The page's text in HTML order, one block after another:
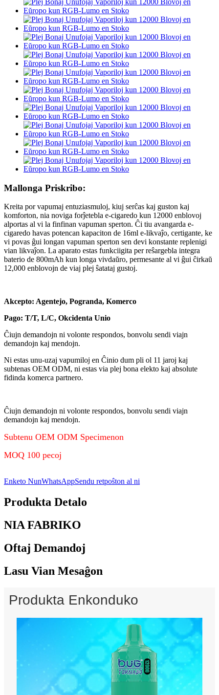
Mallonga Priskribo:
Kreita por vapumaj entuziasmuloj, kiuj serĉas kaj guston kaj
komforton, nia noviga forĵetebla e-cigaredo kun 12000 enblovoj
alportas al vi la finfinan vapuman sperton. Ĉi tiu avangarda e-
cigaredo havas potencan kapaciton de 16ml e-likvaĵo, certigante, ke
vi povas ĝui longan vapuman sperton sen devi konstante replenigi
vian likvaĵon. La aparato estas funkciigita per reŝargebla integra
baterio de 800mAh kun longa vivdaŭro, permesante al vi ĝui ĉirkaŭ
12,000 enblovojn de viaj plej ŝatataj gustoj.
Akcepto: Agentejo, Pogranda, Komerco
Pago: T/T, L/C, Okcidenta Unio
Ĉiujn demandojn ni volonte respondos, bonvolu sendi viajn
demandojn kaj mendojn.
Ni estas unu-uzaj vapumiloj en Ĉinio dum pli ol 11 jaroj kaj
subtenas OEM ODM, ni estas via plej bona elekto kaj absolute
fidinda komerca partnero.
Ĉiujn demandojn ni volonte respondos, bonvolu sendi viajn
demandojn kaj mendojn.
Subtenu OEM ODM Specimenon
MOQ 100 pecoj
Enketo NunWhatsAppSendu retpoŝton al ni
Produkta Detalo
NIA FABRIKO
Oftaj Demandoj
Lasu Vian Mesaĝon
Produkta Enkonduko